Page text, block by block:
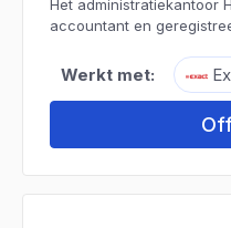
Het administratiekantoor
accountant en
Werkt met: